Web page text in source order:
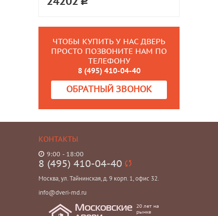
ЧТОБЫ КУПИТЬ У НАС ДВЕРЬ
ПРОСТО ПОЗВОНИТЕ НАМ ПО
ТЕЛЕФОНУ
8 (495) 410-04-40
ОБРАТНЫЙ ЗВОНОК
КОНТАКТЫ
9:00 - 18:00
8 (495) 410-04-40
Москва, ул. Тайнинская, д. 9 корп. 1, офис 32.
info@dveri-md.ru
Московские
20 лет на
рынке